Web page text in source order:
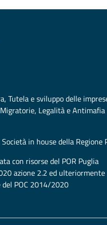
Tutela e sviluppo delle
Legalità e Antimafia
Società in house della Regione
con risorse del POR Puglia
azione 2.2 ed ulteriormente
POC 2014/2020